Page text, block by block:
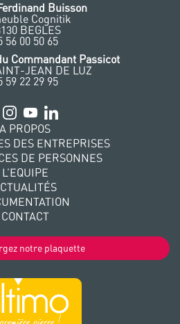
Buisson
Cognitik
BEGLES
56 00 50 65
Commandant Passicot
JEAN DE LUZ
59 22 29 95
A PROPOS
DES ENTREPRISES
DE PERSONNES
L’EQUIPE
CONTACT
notre plaquette